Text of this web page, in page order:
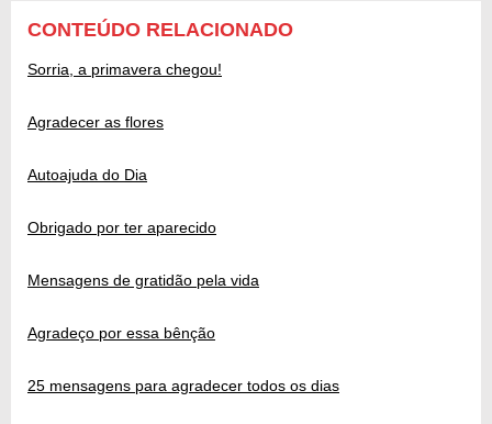
CONTEÚDO RELACIONADO
Sorria, a primavera chegou!
Agradecer as flores
Autoajuda do Dia
Obrigado por ter aparecido
Mensagens de gratidão pela vida
Agradeço por essa bênção
25 mensagens para agradecer todos os dias